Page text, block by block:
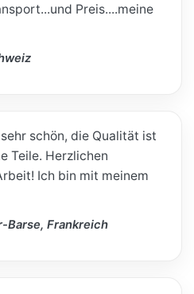
Preis....meine
schön, die Qualität ist
Teile. Herzlichen
Ich bin mit meinem
Barse, Frankreich